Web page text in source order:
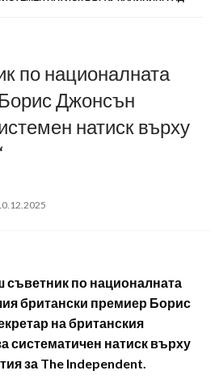
по националната
Джонсън
натиск върху
по националната
британски премиер Борис
на британския
систематичен натиск върху
за The Independent.